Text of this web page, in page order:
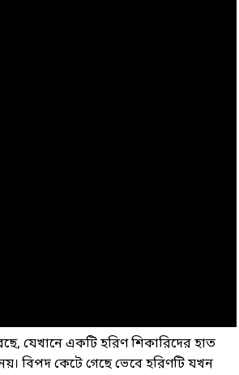
যেখানে একটি হরিণ শিকারিদের হাত
বিপদ কেটে গেছে ভেবে হরিণটি যখন